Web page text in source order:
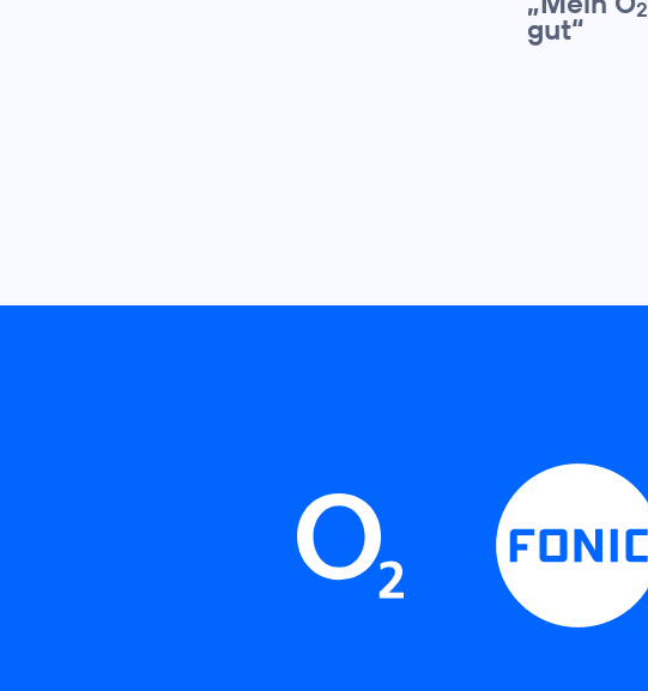
2
gut“